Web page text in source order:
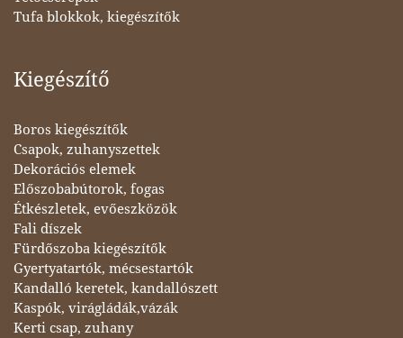
Tufa blokkok, kiegészítők
Kiegészítő
Boros kiegészítők
Csapok, zuhanyszettek
Dekorációs elemek
Előszobabútorok, fogas
Étkészletek, evőeszközök
Fali díszek
Fürdőszoba kiegészítők
Gyertyatartók, mécsestartók
Kandalló keretek, kandallószett
Kaspók, virágládák,vázák
Kerti csap, zuhany